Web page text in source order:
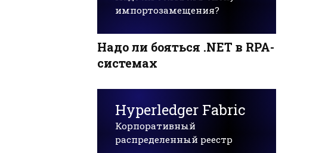
импортозамещения?
Надо ли бояться .NET в RPA-
системах
Hyperledger Fabric
Корпоративный
распределенный реестр